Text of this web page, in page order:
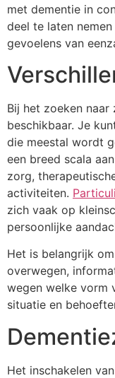
met dementie in
deel te laten
gevoelens van
Bij het zoeken
beschikbaar. Je
die meestal wordt
een breed scala
zorg,
activiteiten.
zich vaak op
persoonlijke
Het is belangrijk
overwegen,
wegen welke vorm
situatie en
Het inschakelen